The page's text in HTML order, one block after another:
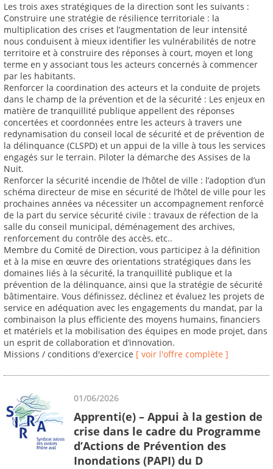
Les trois axes stratégiques de la direction sont les suivants :
Construire une stratégie de résilience territoriale : la
multiplication des crises et l’augmentation de leur intensité
nous conduisent à mieux identifier les vulnérabilités de notre
territoire et à construire des réponses à court, moyen et long
terme en y associant tous les acteurs concernés à commencer
par les habitants.
Renforcer la coordination des acteurs et la conduite de projets
dans le champ de la prévention et de la sécurité : Les enjeux en
matière de tranquillité publique appellent des réponses
concertées et coordonnées entre les acteurs à travers une
redynamisation du conseil local de sécurité et de prévention de
la délinquance (CLSPD) et un appui de la ville à tous les services
engagés sur le terrain. Piloter la démarche des Assises de la
Nuit.
Renforcer la sécurité incendie de l’hôtel de ville : l’adoption d’un
schéma directeur de mise en sécurité de l’hôtel de ville pour les
prochaines années va nécessiter un accompagnement renforcé
de la part du service sécurité civile : travaux de réfection de la
salle du conseil municipal, déménagement des archives,
renforcement du contrôle des accès, etc..
Membre du Comité de Direction, vous participez à la définition
et à la mise en œuvre des orientations stratégiques dans les
domaines liés à la sécurité, la tranquillité publique et la
prévention de la délinquance, ainsi que la stratégie de sécurité
bâtimentaire. Vous définissez, déclinez et évaluez les projets de
service en adéquation avec les engagements du mandat, par la
combinaison la plus efficiente des moyens humains, financiers
et matériels et la mobilisation des équipes en mode projet, dans
un esprit de collaboration et d’innovation.
Missions / conditions d'exercice [ voir l'offre complète ]
01/06/2026
Apprenti(e) – Appui à la gestion de
crise dans le cadre du Programme
d’Actions de Prévention des
Inondations (PAPI) du D